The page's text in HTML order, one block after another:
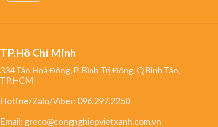
TP.Hồ Chí Minh
334 Tân Hoà Đông, P. Bình Trị Đông, Q.Bình Tân,
TP.HCM
Hotline/Zalo/Viber: 096.297.2250
Email: greco@congnghiepvietxanh.com.vn